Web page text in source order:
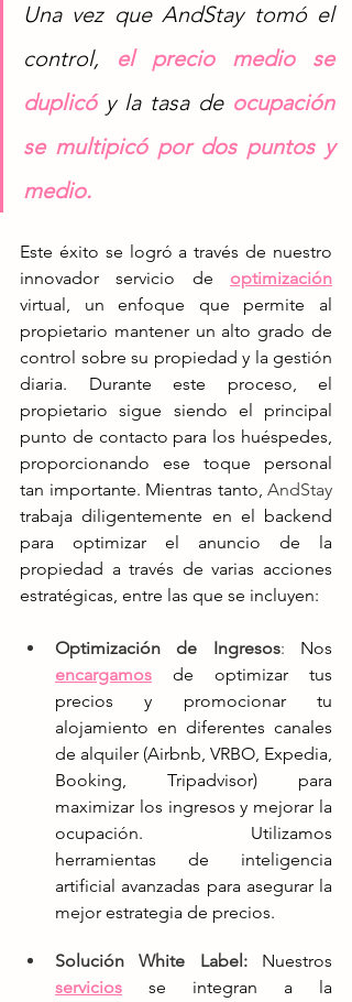
Una vez que AndStay tomó el
control,
el precio medio se
duplicó y la tasa de ocupación
se multipicó por dos puntos y
medio.
Este éxito se logró a través de nuestro
innovador servicio de
optimización
virtual, un enfoque que permite al
propietario mantener un alto grado de
control sobre su propiedad y la gestión
diaria. Durante este proceso, el
propietario sigue siendo el principal
punto de contacto para los huéspedes,
proporcionando ese toque personal
tan importante. Mientras tanto, AndStay
trabaja diligentemente en el backend
para optimizar el anuncio de la
propiedad a través de varias acciones
estratégicas, entre las que se incluyen:
Optimización de Ingresos: Nos
encargamos
de optimizar tus
precios y promocionar tu
alojamiento en diferentes canales
de alquiler (Airbnb, VRBO, Expedia,
Booking, Tripadvisor) para
maximizar los ingresos y mejorar la
ocupación. Utilizamos
herramientas de inteligencia
artificial avanzadas para asegurar la
mejor estrategia de precios.
Solución White Label:
Nuestros
servicios
se integran a la